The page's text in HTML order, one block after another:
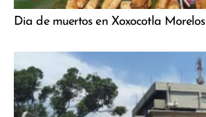
Dia de muertos en Xoxocotla Morelos